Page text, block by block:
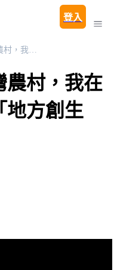
登入
從嚴島神社到台灣農村，我在日本旅行學到的「地方創生 135 法則」
農村，我在
地方創生